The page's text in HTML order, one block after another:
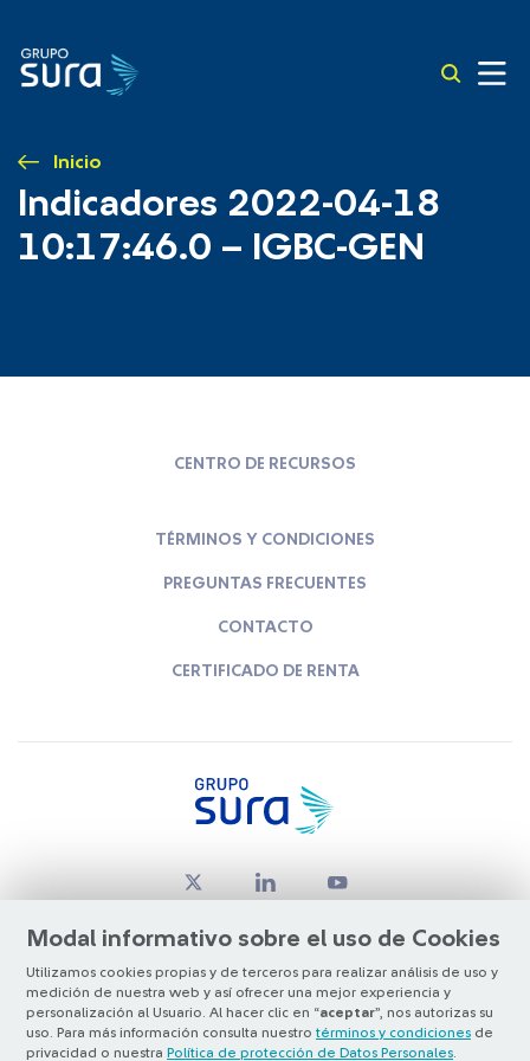
Inicio
Indicadores 2022-04-18
10:17:46.0 – IGBC-GEN
Modal informativo sobre el uso de Cookies
Utilizamos cookies propias y de terceros para realizar análisis de uso y
medición de nuestra web y así ofrecer una mejor experiencia y
personalización al Usuario. Al hacer clic en “aceptar”, nos autorizas su
uso. Para más información consulta nuestro términos y condiciones de
privacidad o nuestra Política de protección de Datos Personales
CENTRO DE RECURSOS
TÉRMINOS Y CONDICIONES
PREGUNTAS FRECUENTES
CONTACTO
CERTIFICADO DE RENTA
© Copyright Grupo SURA 2026